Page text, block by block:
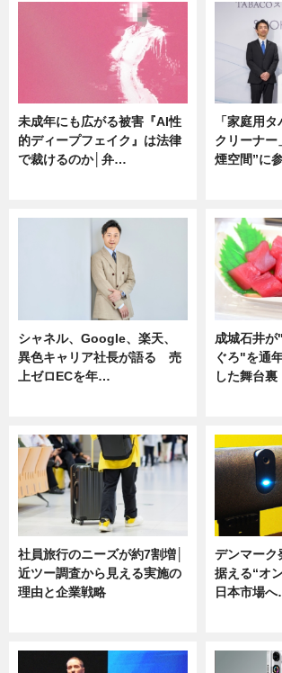
未成年にも広がる被害『AI性
的ディープフェイク』は法律
で裁けるのか│弁…
「家庭用
クリーナー
煙空間”に
シャネル、Google、楽天、
異色キャリア社長が語る 売
上ゼロECを年…
成城石井が
ぐろ"を通
した舞台裏
社員旅行のニーズが約7割増│
近ツー調査から見える実施の
理由と企業戦略
デンマー
据える“オ
日本市場